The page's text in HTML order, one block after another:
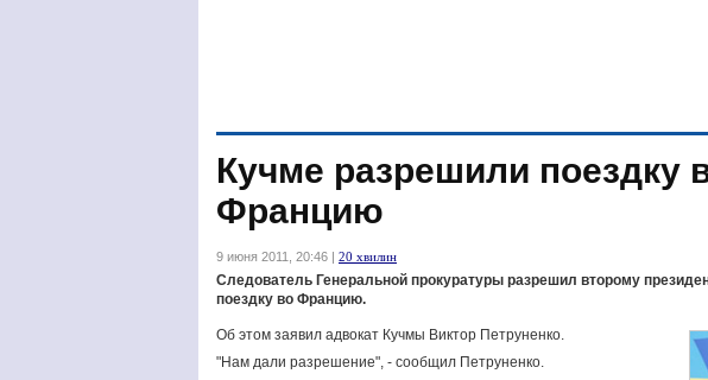
Кучме разрешили поездку
Францию
9 июня 2011, 20:46 | 20 хвилин
Следователь Генеральной прокуратуры разрешил второму
поездку во Францию.
Об этом заявил адвокат Кучмы Виктор Петруненко.
"Нам дали разрешение", - сообщил Петруненко.